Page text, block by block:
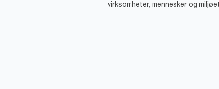
virksomheter, mennesker og